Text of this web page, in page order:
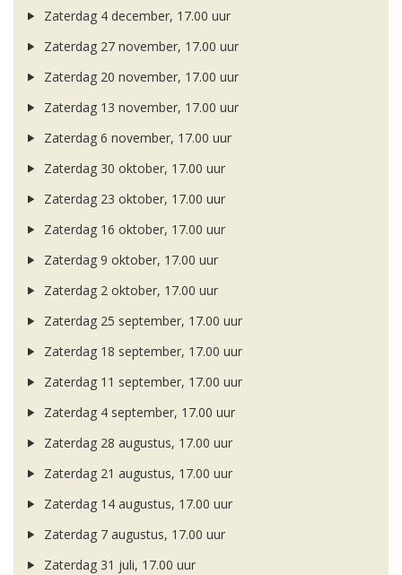
Zaterdag 4 december, 17.00 uur
Zaterdag 27 november, 17.00 uur
Zaterdag 20 november, 17.00 uur
Zaterdag 13 november, 17.00 uur
Zaterdag 6 november, 17.00 uur
Zaterdag 30 oktober, 17.00 uur
Zaterdag 23 oktober, 17.00 uur
Zaterdag 16 oktober, 17.00 uur
Zaterdag 9 oktober, 17.00 uur
Zaterdag 2 oktober, 17.00 uur
Zaterdag 25 september, 17.00 uur
Zaterdag 18 september, 17.00 uur
Zaterdag 11 september, 17.00 uur
Zaterdag 4 september, 17.00 uur
Zaterdag 28 augustus, 17.00 uur
Zaterdag 21 augustus, 17.00 uur
Zaterdag 14 augustus, 17.00 uur
Zaterdag 7 augustus, 17.00 uur
Zaterdag 31 juli, 17.00 uur